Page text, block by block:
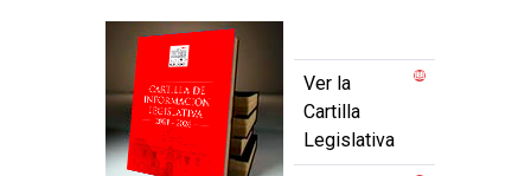
Ver la
Cartilla
Legislativa